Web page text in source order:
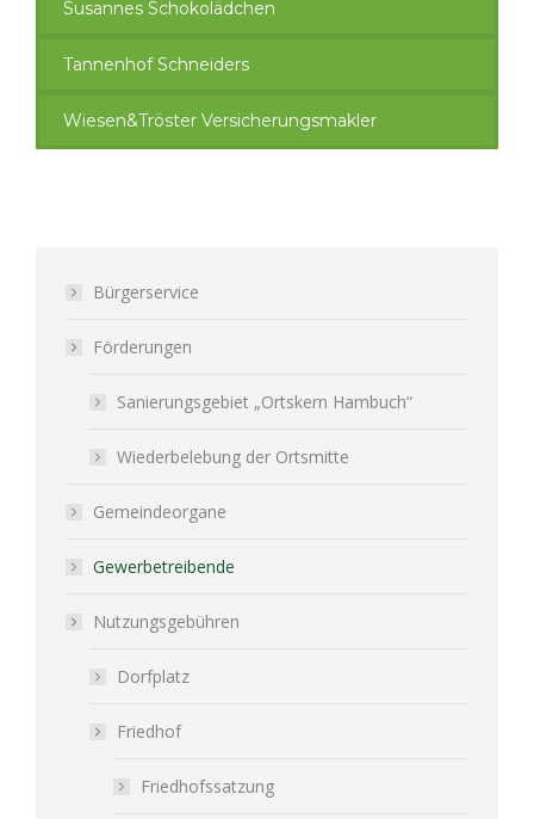
Susannes Schokolädchen
Tannenhof Schneiders
Wiesen&Tröster Versicherungsmakler
Bürgerservice
Förderungen
Sanierungsgebiet „Ortskern Hambuch“
Wiederbelebung der Ortsmitte
Gemeindeorgane
Gewerbetreibende
Nutzungsgebühren
Dorfplatz
Friedhof
Friedhofssatzung